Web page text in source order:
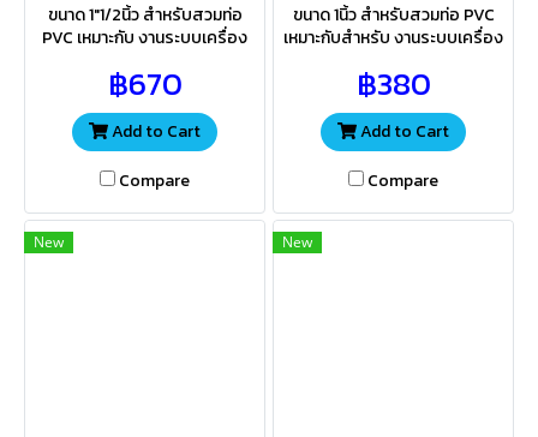
ขนาด 1"1/2นิ้ว สำหรับสวมท่อ
PVC เหมาะกับ งานระบบเครื่อง
สระว่ายน้ำ ผลิตจากวัสดุUPVC
ทนกรด-ด่าง
฿670
Add to Cart
Compare
ขนาด 1นิ้ว สำหรับสวมท่อ PVC
เหมาะกับสำหรับ งานระบบเครื่อง
สระว่ายน้ำ ผลิตจากวัสดุUPVC
ทนกรด-ด่าง
฿380
Add to Cart
Compare
New New